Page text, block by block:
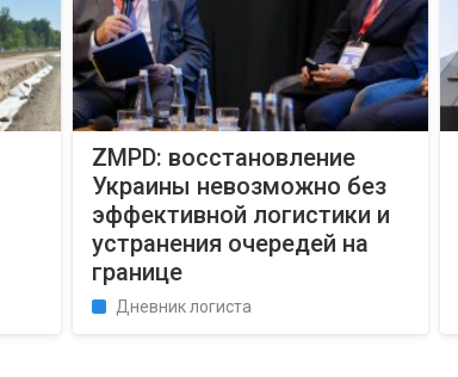
ZMPD: восстановление
Украины невозможно без
эффективной логистики и
устранения очередей на
границе
Дневник логиста